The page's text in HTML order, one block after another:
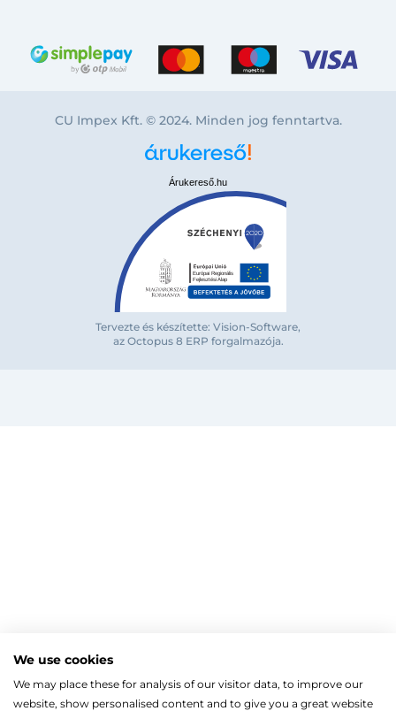
Bejelentkezés közösségi fiókkal
Facebook
MOZGÁSKORLÁTOZOTT TERMÉKEK
ZUHANYKABINOK/AJTÓK
Íves zuhanykabin
Szögletes zuhanykabin
Radiátorok
TÖRÖLKÖZŐSZÁRÍTÓ RADIÁTOR
HŐSZIVATTYÚK
Gépészet, szerszám
CU Impex Kft. © 2024. Minden jog fenntartva.
Árukereső.hu
Tervezte és készítette: Vision-Software,
az Octopus 8 ERP forgalmazója.
We use cookies
We may place these for analysis of our visitor data, to improve our
website, show personalised content and to give you a great website